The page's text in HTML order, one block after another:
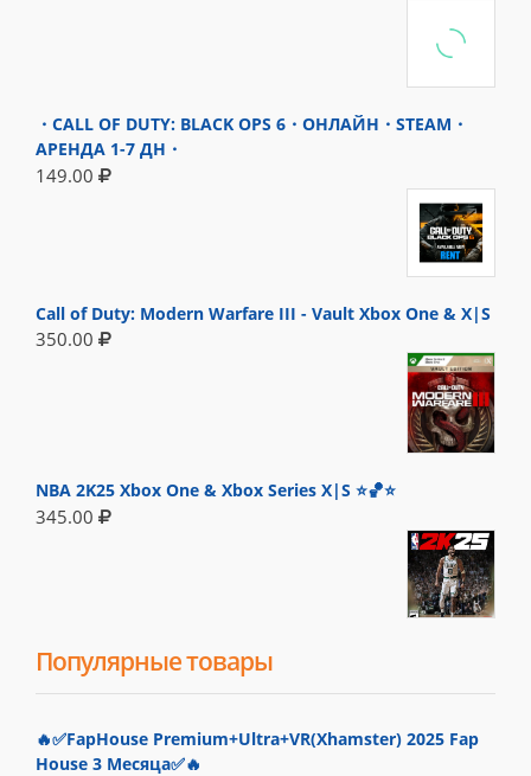
・CALL OF DUTY: BLACK OPS 6・ОНЛАЙН・STEAM・
АРЕНДА 1-7 ДН・
149.00
Call of Duty: Modern Warfare III - Vault Xbox One & X|S
350.00
NBA 2K25 Xbox One & Xbox Series X|S ⭐🏀⭐
345.00
Популярные товары
🔥✅FapHouse Premium+Ultra+VR(Xhamster) 2025 Fap
House 3 Месяца✅🔥